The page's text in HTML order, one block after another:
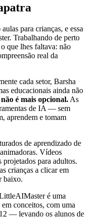
para crianças, e essa
Trabalhando de perto
que lhes faltava: não
real da
cada setor, Barsha
educacionais ainda não
é mais opcional. As
de IA — sem
aprendem e tomam
de aprendizado de
Vídeos
para adultos.
crianças a clicar em
baixo.
é uma
conceitos, com uma
— levando os alunos de